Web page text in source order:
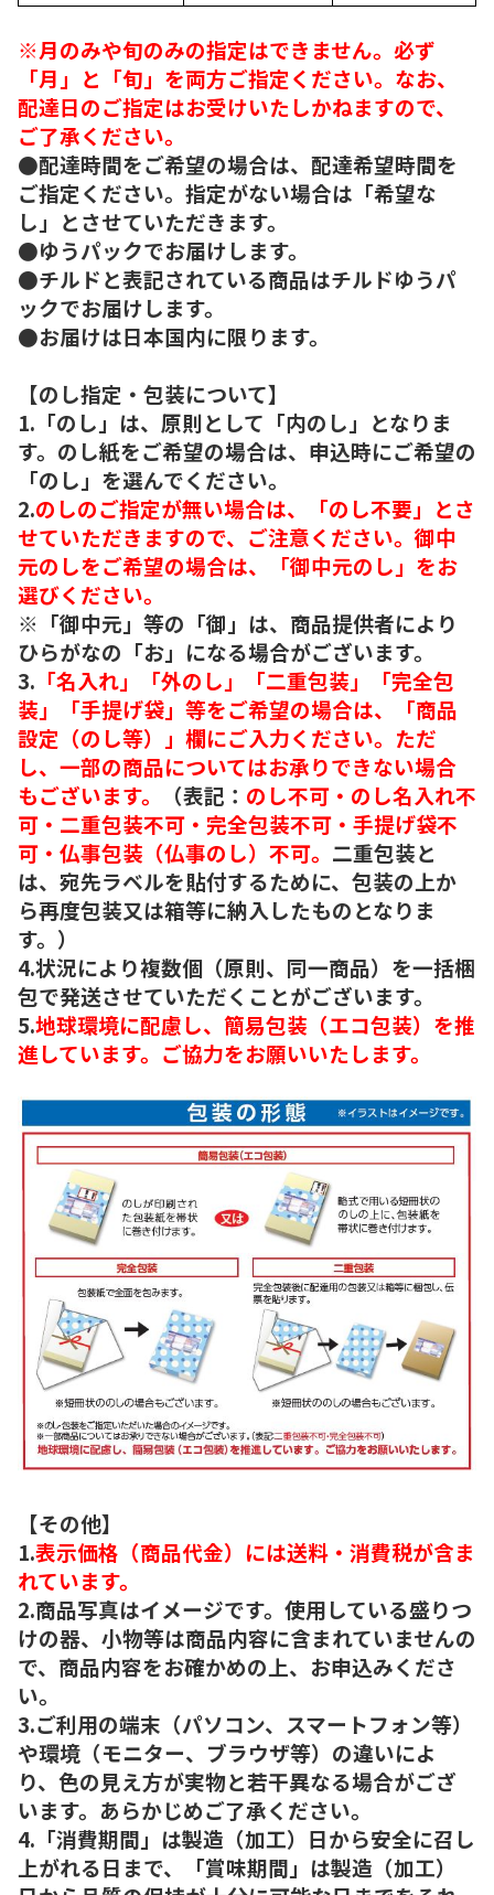
※月のみや旬のみの指定はできません。必ず
「月」と「旬」を両方ご指定ください。なお、
配達日のご指定はお受けいたしかねますので、
ご了承ください。
●配達時間をご希望の場合は、配達希望時間を
ご指定ください。指定がない場合は「希望な
し」とさせていただきます。
●ゆうパックでお届けします。
●チルドと表記されている商品はチルドゆうパ
ックでお届けします。
●お届けは日本国内に限ります。
【のし指定・包装について】
1.「のし」は、原則として「内のし」となりま
す。のし紙をご希望の場合は、申込時にご希望の
「のし」を選んでください。
2.のしのご指定が無い場合は、「のし不要」とさ
せていただきますので、ご注意ください。御中
元のしをご希望の場合は、「御中元のし」をお
選びください。
※「御中元」等の「御」は、商品提供者により
ひらがなの「お」になる場合がございます。
3. 「名入れ」「外のし」「二重包装」「完全包
装」「手提げ袋」等をご希望の場合は、「商品
設定（のし等）」欄にご入力ください。ただ
し、一部の商品についてはお承りできない場合
もございます。
（表記： のし不可・のし名入れ不
可・二重包装不可・完全包装不可・手提げ袋不
可・仏事包装（仏事のし）不可。 二重包装と
は、宛先ラベルを貼付するために、包装の上か
ら再度包装又は箱等に納入したものとなりま
す。）
4.状況により複数個（原則、同一商品）を一括梱
包で発送させていただくことがございます。
5.地球環境に配慮し、簡易包装（エコ包装）を推
進しています。ご協力をお願いいたします。
【その他】
1.表示価格（商品代金）には送料・消費税が含ま
れています。
2.商品写真はイメージです。使用している盛りつ
けの器、小物等は商品内容に含まれていませんの
で、商品内容をお確かめの上、お申込みくださ
い。
3.ご利用の端末（パソコン、スマートフォン等）
や環境（モニター、ブラウザ等）の違いによ
り、色の見え方が実物と若干異なる場合がござ
います。あらかじめご了承ください。
4.「消費期間」は製造（加工）日から安全に召し
上がれる日まで、「賞味期間」は製造（加工）